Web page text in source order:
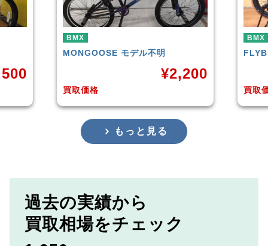
BMX
FLYBIKESNEO
買取価格
10,000
BMX
買取
もっと見る
過去の実績から
買取相場をチェック